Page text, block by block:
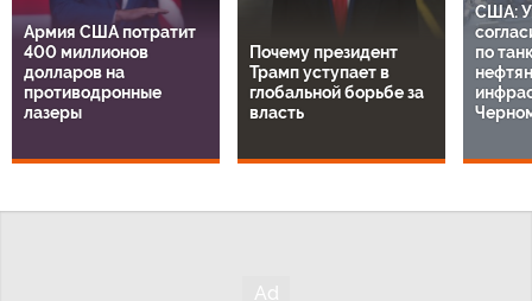
Армия США потратит
400 миллионов
долларов на
противодронные
лазеры
Почему президент
Трамп уступает в
глобальной борьбе за
власть
США:
по